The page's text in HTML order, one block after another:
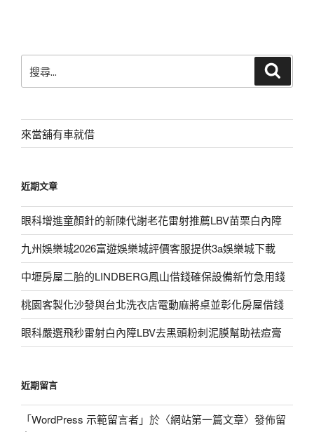
尋
字:
來當舖有車就借
近期文章
眼科增進童顏針的新陳代謝老花雷射推薦LBV苗栗白內障
九州娛樂城2026富遊娛樂城評價客服提供3a娛樂城下載
中壢房屋二胎的LINDBERG鳳山借錢確保設備新竹急用錢
桃園客製化沙發與台北洗衣店電動麻將桌並彰化房屋借錢
眼科嚴選飛秒雷射白內障LBV去黑頭粉刺泥膜幫助祛痘膏
近期留言
「WordPress 示範留言者」於〈網站第一篇文章〉發佈留